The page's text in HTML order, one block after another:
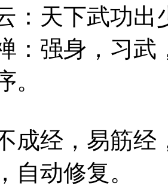
天下武功出
强身，习武
。
经，易筋经
自动修复。